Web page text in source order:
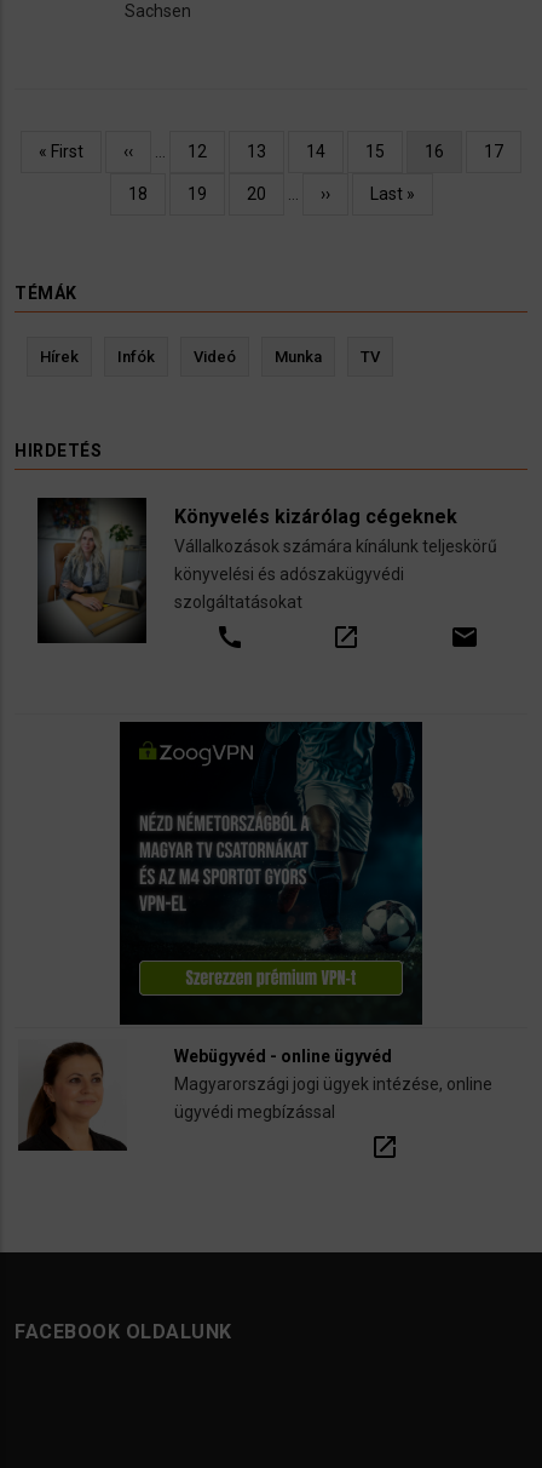
Sachsen
Oldalszámozás
Első
« First
Előző
‹‹ Oldal
12 Oldal
13 Oldal
14 Oldal
15
Jelenlegi
16 Oldal
17
Oldal
18 Oldal
19 Oldal
20
Következő
››
Utolsó
Last »
TÉMÁK
Hírek Infók Videó Munka TV
HIRDETÉS
Könyvelés kizárólag cégeknek
Vállalkozások számára kínálunk teljeskörű
könyvelési és adószakügyvédi
szolgáltatásokat
call open_in_new email
Webügyvéd - online ügyvéd
Magyarországi jogi ügyek intézése, online
ügyvédi megbízással
open_in_new
FACEBOOK OLDALUNK